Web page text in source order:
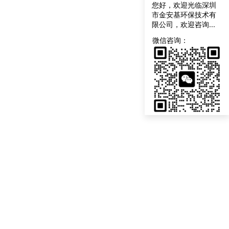
我
们
您好，欢迎光临深圳
市金安基环保技术有
限公司，欢迎咨询...
微信咨询：